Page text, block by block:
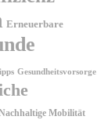
Erneuerbare
Gesundheitsvorsorge
Mobilität